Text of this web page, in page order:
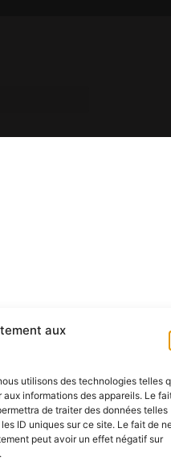
aux
utilisons des technologies telles
informations des appareils. Le
de traiter des données telles
ID uniques sur ce site. Le fait de
peut avoir un effet négatif sur